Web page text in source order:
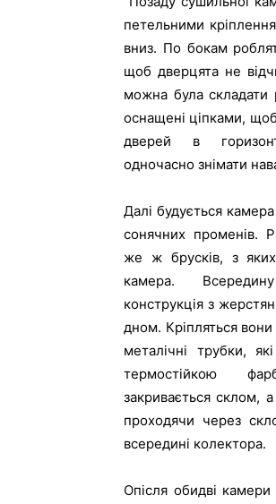
петельними
вниз. По бокам
щоб дверцята не
можна була
оснащені ціпками,
дверей в
одночасно знімати
Далі будується
сонячних променів.
же ж брусків, з
камера.
конструкція з
дном. Кріпляться
металічні трубки,
термостійкою
закривається склом,
проходячи через
всередині колектора.
Опісля обидві